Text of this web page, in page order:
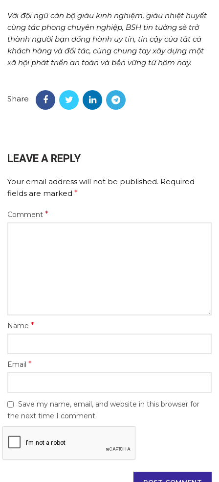
Với đội ngũ cán bộ giàu kinh nghiệm, giàu nhiệt huyết
cùng tác phong chuyên nghiệp, BSH tin tưởng sẽ trở
thành người bạn đồng hành uy tín, tin cậy của tất cả
khách hàng và đối tác, cùng chung tay xây dựng một
xã hội phát triển an toàn và bền vững từ hôm nay.
Share
LEAVE A REPLY
Your email address will not be published. Required
fields are marked *
Comment *
Name *
Email *
Save my name, email, and website in this browser for
the next time I comment.